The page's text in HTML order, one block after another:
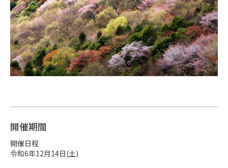
開催期間
開催日程
令和6年12月14日(土)